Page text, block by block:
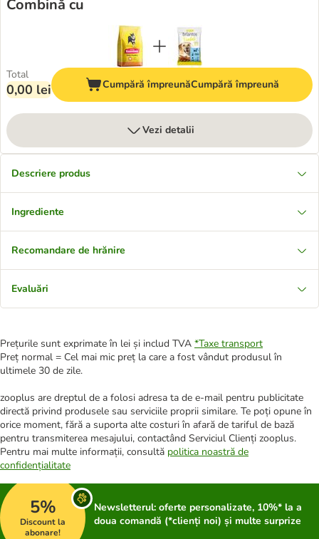
Combină cu
Total
0,00 lei Cumpără împreunăCumpără împreună
Vezi detalii
Descriere produs
Ingrediente
Recomandare de hrănire
Evaluări
Prețurile sunt exprimate în lei și includ TVA *Taxe transport
Preț normal = Cel mai mic preț la care a fost vândut produsul în
ultimele 30 de zile.
zooplus are dreptul de a folosi adresa ta de e-mail pentru publicitate
directă privind produsele sau serviciile proprii similare. Te poți opune în
orice moment, fără a suporta alte costuri în afară de tariful de bază
pentru transmiterea mesajului, contactând Serviciul Clienți zooplus.
Pentru mai multe informații, consultă politica noastră de
confidențialitate
5%
Discount la
abonare!
Newsletterul: oferte personalizate, 10%* la a
doua comandă (*clienți noi) și multe surprize